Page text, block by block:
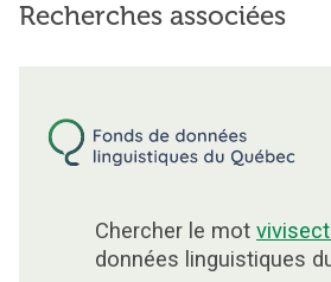
Recherches associées
Chercher le mot
données linguistiques